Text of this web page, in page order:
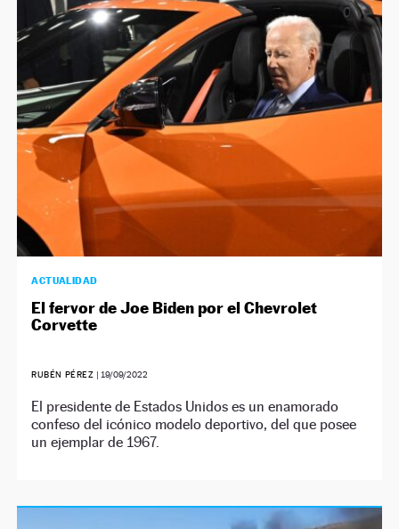
ACTUALIDAD
El fervor de Joe Biden por el Chevrolet
Corvette
RUBÉN PÉREZ | 19/09/2022
El presidente de Estados Unidos es un enamorado
confeso del icónico modelo deportivo, del que posee
un ejemplar de 1967.